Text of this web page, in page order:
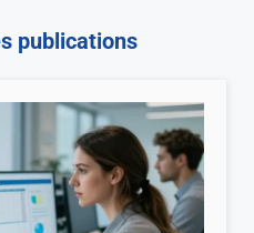
publications